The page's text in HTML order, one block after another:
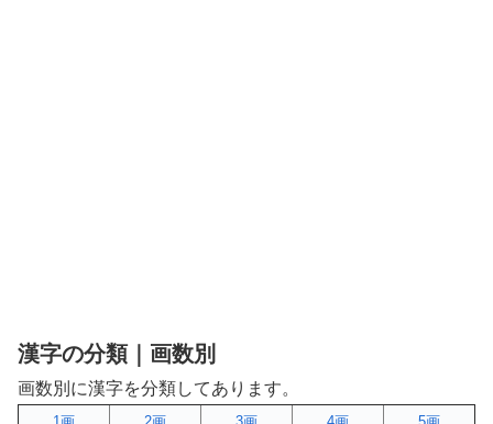
漢字の分類｜画数別
画数別に漢字を分類してあります。